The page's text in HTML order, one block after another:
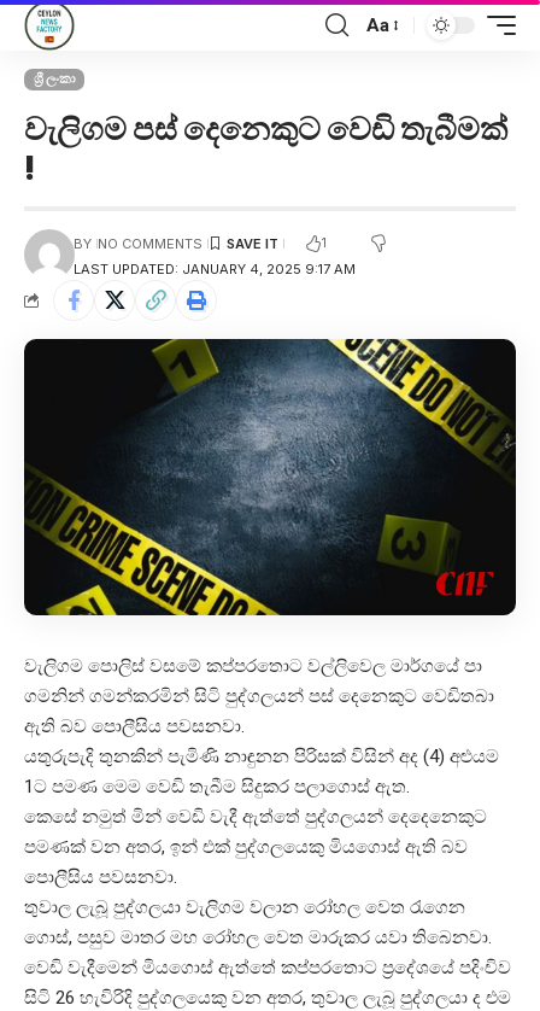
Aa
ශ්‍රී ලංකා
වැලිගම පස් දෙනෙකුට වෙඩි තැබීමක්
!
LAST UPDATED: JANUARY 4, 2025 9:17 AM
BY NO COMMENTS 1
වැලිගම පොලිස් වසමේ කප්පරතොට වල්ලිවෙල මාර්ගයේ පා
ගමනින් ගමන්කරමින් සිටි පුද්ගලයන් පස් දෙනෙකුට වෙඩිතබා
ඇති බව පොලීසිය පවසනවා.
යතුරුපැදි තුනකින් පැමිණි නාඳුනන පිරිසක් විසින් අද (4) අළුයම
1ට පමණ මෙම වෙඩි තැබීම සිදුකර පලාගොස් ඇත.
කෙසේ නමුත් මින් වෙඩි වැදී ඇත්තේ පුද්ගලයන් දෙදෙනෙකුට
පමණක් වන අතර, ඉන් එක් පුද්ගලයෙකු මියගොස් ඇති බව
පොලීසිය පවසනවා.
තුවාල ලැබූ පුද්ගලයා වැලිගම වලාන රෝහල වෙත රැගෙන
ගොස්, පසුව මාතර මහ රෝහල වෙත මාරුකර යවා තිබෙනවා.
වෙඩි වැදීමෙන් මියගොස් ඇත්තේ කප්පරතොට ප්‍රදේශයේ පදිංචිව
සිටි 26 හැවිරිදි පුද්ගලයෙකු වන අතර, තුවාල ලැබූ පුද්ගලයා ද එම